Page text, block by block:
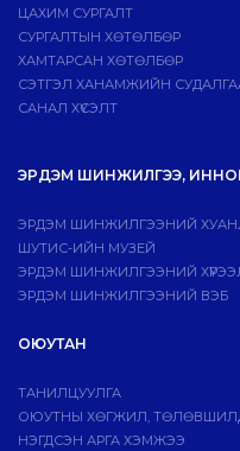
ЦАХИМ СУРГАЛТ
СУРГАЛТЫН ХӨТӨЛБӨР
ХАМТАРСАН ХӨТӨЛБӨР
СЭТГЭЛ ХАНАМЖИЙН
САНАЛ ХҮСЭЛТ
ЭРДЭМ ШИНЖИЛГЭЭ,
ЭРДЭМ ШИНЖИЛГЭЭНИЙ
ШУТИС-ИЙН МУЗЕЙ
ЭРДЭМ ШИНЖИЛГЭЭНИЙ
ЭРДЭМ ШИНЖИЛГЭЭНИЙ ВЭБ
ОЮУТАН
ТАНИЛЦУУЛГА
ОЮУТНЫ ХӨГЖИЛ,
НЭГДСЭН АРГА ХЭМЖЭЭ